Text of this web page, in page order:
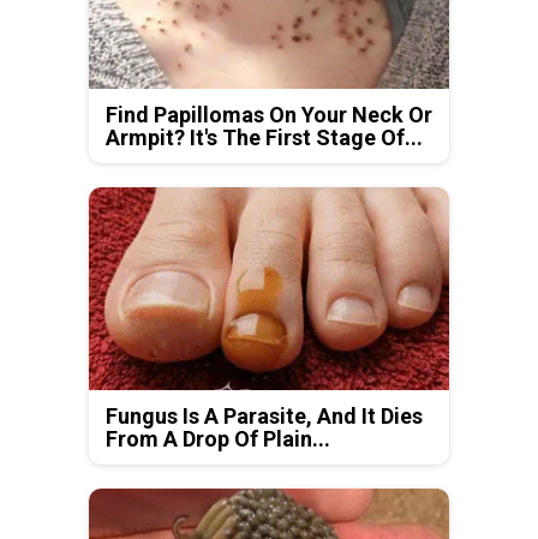
Find Papillomas On Your Neck Or
Armpit? It's The First Stage Of...
Fungus Is A Parasite, And It Dies
From A Drop Of Plain...